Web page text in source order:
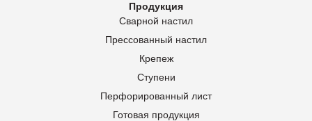
Продукция
Сварной настил
Прессованный настил
Крепеж
Ступени
Перфорированный лист
Готовая продукция